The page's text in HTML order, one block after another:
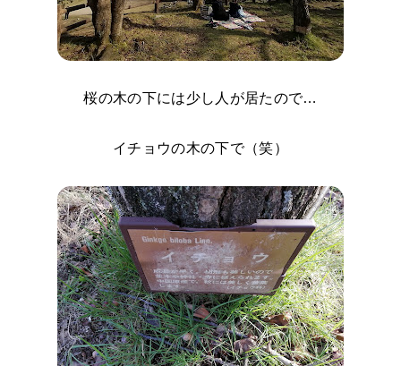
桜の木の下には少し人が居たので…
イチョウの木の下で（笑）